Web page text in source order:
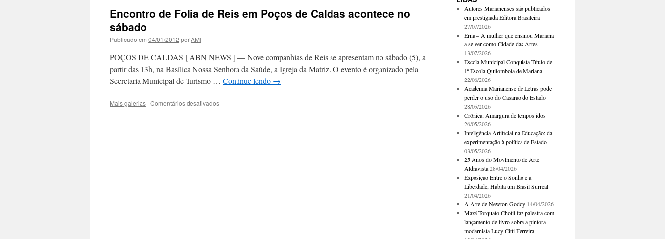
Encontro de Folia de Reis em Poços de Caldas acontece no
sábado
Publicado em 04/01/2012 porAMI
POÇOS DE CALDAS [ ABN NEWS ] — Nove companhias de Reis se apresentam no sábado (5), a
partir das 13h, na Basílica Nossa Senhora da Saúde, a Igreja da Matriz. O evento é organizado pela
Secretaria Municipal de Turismo … Continue lendo →
Mais galerias | Comentários desativadosem
Autores Marianenses são publicados
em prestigiada Editora Brasileira
27/07/2026
Erna – A mulher que ensinou Mariana
a se ver como Cidade das Artes
13/07/2026
Escola Municipal Conquista Título de
1ª Escola Quilombola de Mariana
22/06/2026
Academia Marianense de Letras pode
perder o uso do Casarão do Estado
28/05/2026
Crônica: Amargura de tempos idos
26/05/2026
Inteligência Artificial na Educação: da
experimentação à política de Estado
03/05/2026
25 Anos do Movimento de Arte
Aldravista 28/04/2026
Exposição Entre o Sonho e a
Liberdade, Habita um Brasil Surreal
21/04/2026
A Arte de Newton Godoy 14/04/2026
Mazé Torquato Chotil faz palestra com
lançamento de livro sobre a pintora
modernista Lucy Citti Ferreira